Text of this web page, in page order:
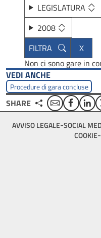
LEGISLATURA
2008
Non ci sono gare in
VEDI ANCHE
Procedure di gara concluse
SHARE EmailFacebook
Footer
bottom
AVVISO LEGALE SOCIAL
COOKIE